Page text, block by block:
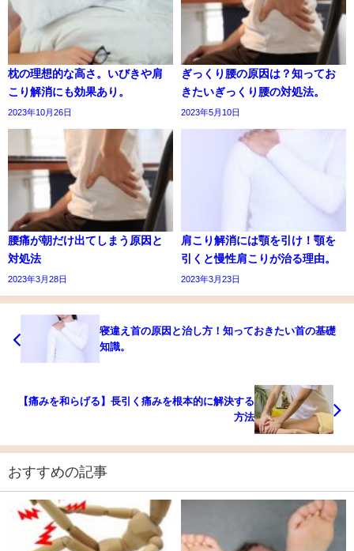
枕の理想的な高さ。いびきや肩
こり解消にも効果あり。
2023年10月26日
ぎっくり腰の原因は？知ってお
きたいぎっくり腰の対処法。
2023年5月10日
腰痛が朝だけ出てしまう原因と
対処法
2023年3月28日
肩こり解消には顎を引け！顎を
引くと慢性肩こりが治る理由。
2023年3月23日
寝違え首の原因と治し方！知っておきたい首の基礎
知識。
【痛みを和らげる】長引く痛みを根本的に解決する
方法
おすすめの記事